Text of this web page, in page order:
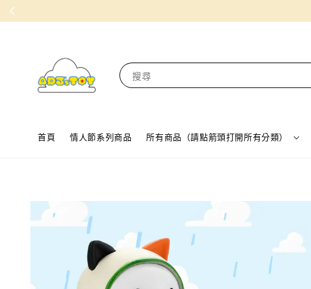
搜尋
首頁 情人節系列商品 所有商品（請點箭頭打開所有分類）